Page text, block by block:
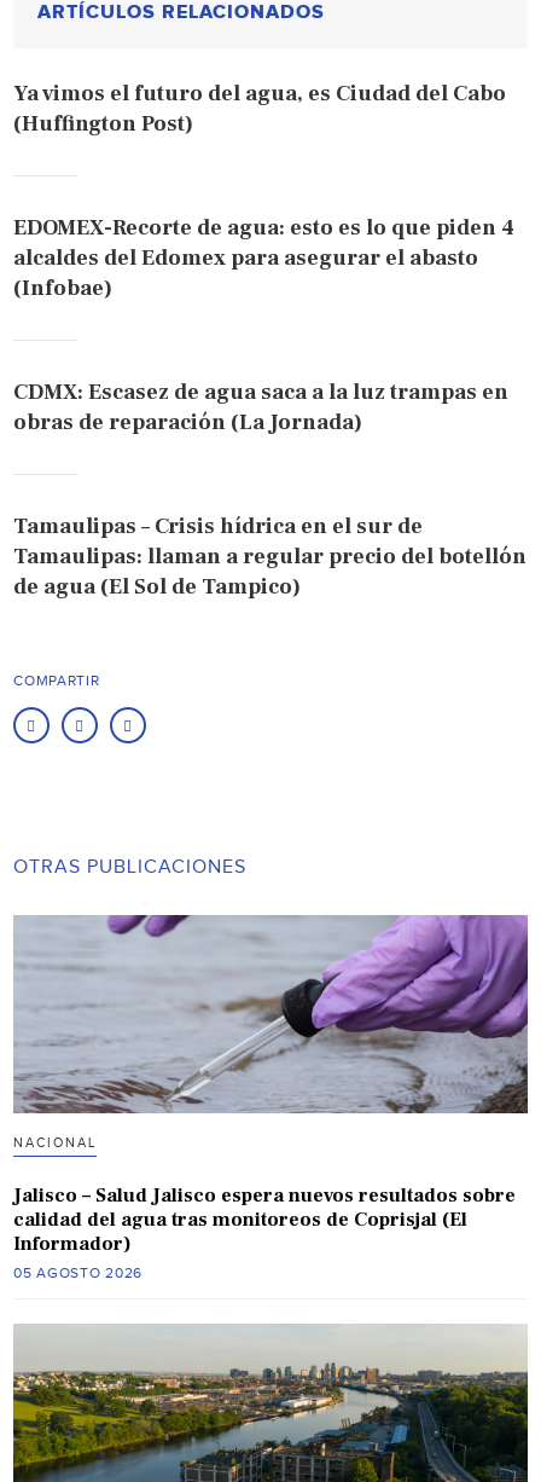
ARTÍCULOS RELACIONADOS
Ya vimos el futuro del agua, es Ciudad del Cabo
(Huffington Post)
EDOMEX-Recorte de agua: esto es lo que piden 4
alcaldes del Edomex para asegurar el abasto
(Infobae)
CDMX: Escasez de agua saca a la luz trampas en
obras de reparación (La Jornada)
Tamaulipas – Crisis hídrica en el sur de
Tamaulipas: llaman a regular precio del botellón
de agua (El Sol de Tampico)
COMPARTIR
OTRAS PUBLICACIONES
NACIONAL
Jalisco – Salud Jalisco espera nuevos resultados sobre
calidad del agua tras monitoreos de Coprisjal (El
Informador)
05 AGOSTO 2026